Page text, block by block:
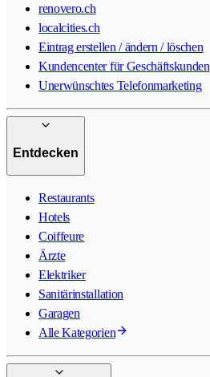
renovero.ch
localcities.ch
Eintrag erstellen / ändern / löschen
Kundencenter für Geschäftskunden
Unerwünschtes Telefonmarketing
Entdecken
Restaurants
Hotels
Coiffeure
Ärzte
Elektriker
Sanitärinstallation
Garagen
Alle Kategorien